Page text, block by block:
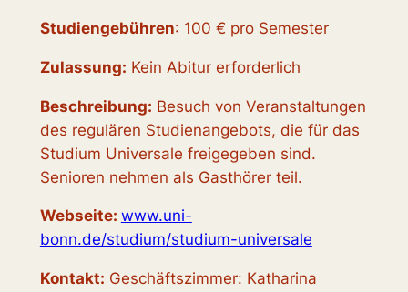
Studiengebühren: 100 € pro Semester
Zulassung: Kein Abitur erforderlich
Beschreibung: Besuch von Veranstaltungen
des regulären Studienangebots, die für das
Studium Universale freigegeben sind.
Senioren nehmen als Gasthörer teil.
Webseite: www.uni-
bonn.de/studium/studium-universale
Kontakt: Geschäftszimmer: Katharina